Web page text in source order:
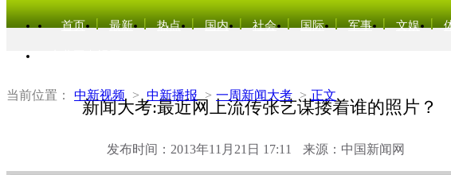
首页 最新 热点 国内 社会 国际 军事 文娱
当前位置： 中新视频 > 中新播报 > 一周新闻大考 > 正文
新闻大考:最近网上流传张艺谋搂着谁的照片？
发布时间：2013年11月21日 17:11 来源：中国新闻网